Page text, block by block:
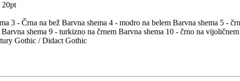
20pt
3 - Črna na bež Barvna shema 4 - modro na belem Barvna shema 5 -
Barvna shema 9 - turkizno na črnem Barvna shema 10 - črno na vijoličnem
Gothic / Didact Gothic